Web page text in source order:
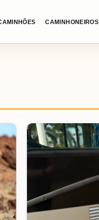
CAMINHONEIROS